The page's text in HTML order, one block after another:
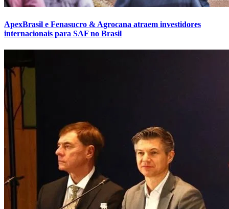
ApexBrasil e Fenasucro & Agrocana atraem investidores
internacionais para SAF no Brasil